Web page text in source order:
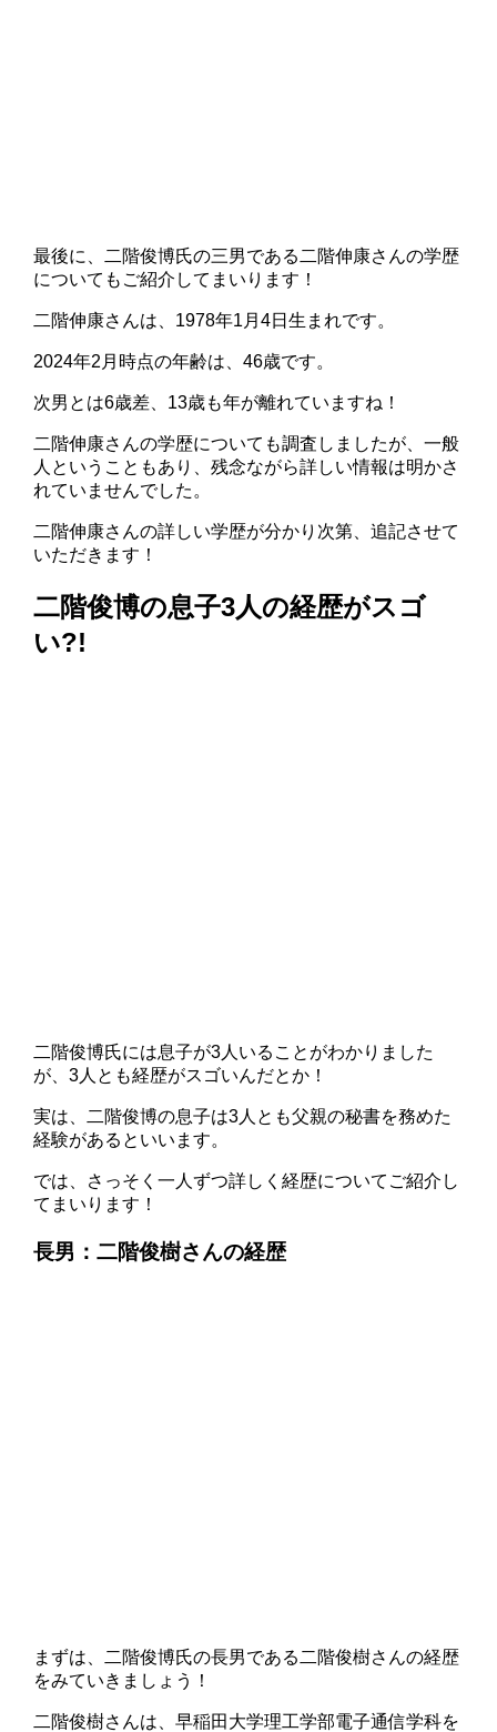
最後に、二階俊博氏の三男である二階伸康さんの学歴
についてもご紹介してまいります！
二階伸康さんは、1978年1月4日生まれです。
2024年2月時点の年齢は、46歳です。
次男とは6歳差、13歳も年が離れていますね！
二階伸康さんの学歴についても調査しましたが、一般
人ということもあり、残念ながら詳しい情報は明かさ
れていませんでした。
二階伸康さんの詳しい学歴が分かり次第、追記させて
いただきます！
二階俊博の息子3人の経歴がスゴ
い?!
二階俊博氏には息子が3人いることがわかりました
が、3人とも経歴がスゴいんだとか！
実は、二階俊博の息子は3人とも父親の秘書を務めた
経験があるといいます。
では、さっそく一人ずつ詳しく経歴についてご紹介し
てまいります！
長男：二階俊樹さんの経歴
まずは、二階俊博氏の長男である二階俊樹さんの経歴
をみていきましょう！
二階俊樹さんは、早稲田大学理工学部電子通信学科を